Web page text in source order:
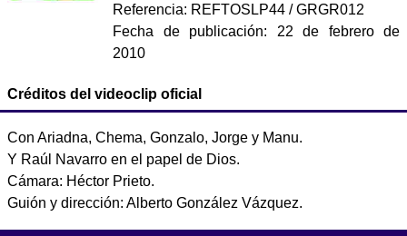
Referencia: REFTOSLP44 / GRGR012
Fecha de publicación: 22 de febrero de
2010
Créditos del videoclip oficial
Con Ariadna, Chema, Gonzalo, Jorge y Manu.
Y Raúl Navarro en el papel de Dios.
Cámara: Héctor Prieto.
Guión y dirección: Alberto González Vázquez.